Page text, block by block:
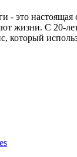
- это
жизни. С 20-
который